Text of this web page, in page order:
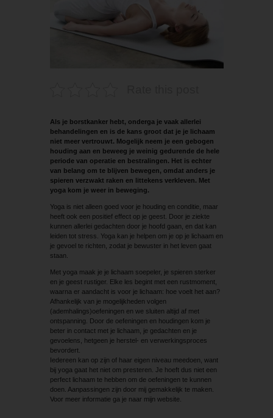
Als je borstkanker hebt, onderga je vaak allerlei
behandelingen en is de kans groot dat je je lichaam
niet meer vertrouwt. Mogelijk neem je een gebogen
houding aan en beweeg je weinig gedurende de hele
periode van operatie en bestralingen. Het is echter
van belang om te blijven bewegen, omdat anders je
spieren verzwakt raken en littekens verkleven. Met
yoga kom je weer in beweging.
Yoga is niet alleen goed voor je houding en conditie, maar
heeft ook een positief effect op je geest. Door je ziekte
kunnen allerlei gedachten door je hoofd gaan, en dat kan
leiden tot stress. Yoga kan je helpen om je op je lichaam en
je gevoel te richten, zodat je bewuster in het leven gaat
staan.
Met yoga maak je je lichaam soepeler, je spieren sterker
en je geest rustiger. Elke les begint met een rustmoment,
waarna er aandacht is voor je lichaam: hoe voelt het aan?
Afhankelijk van je mogelijkheden volgen
(ademhalings)oefeningen en we sluiten altijd af met
ontspanning. Door de oefeningen en houdingen kom je
beter in contact met je lichaam, je gedachten en je
gevoelens, hetgeen je herstel- en verwerkingsproces
bevordert.
Iedereen kan op zijn of haar eigen niveau meedoen, want
bij yoga gaat het niet om presteren. Je hoeft dus niet een
perfect lichaam te hebben om de oefeningen te kunnen
doen. Aanpassingen zijn door mij gemakkelijk te maken.
Voor meer informatie ga je naar mijn website.